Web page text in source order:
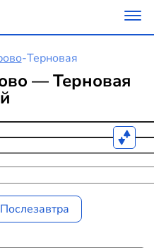
-Терновая
— Терновая
Послезавтра